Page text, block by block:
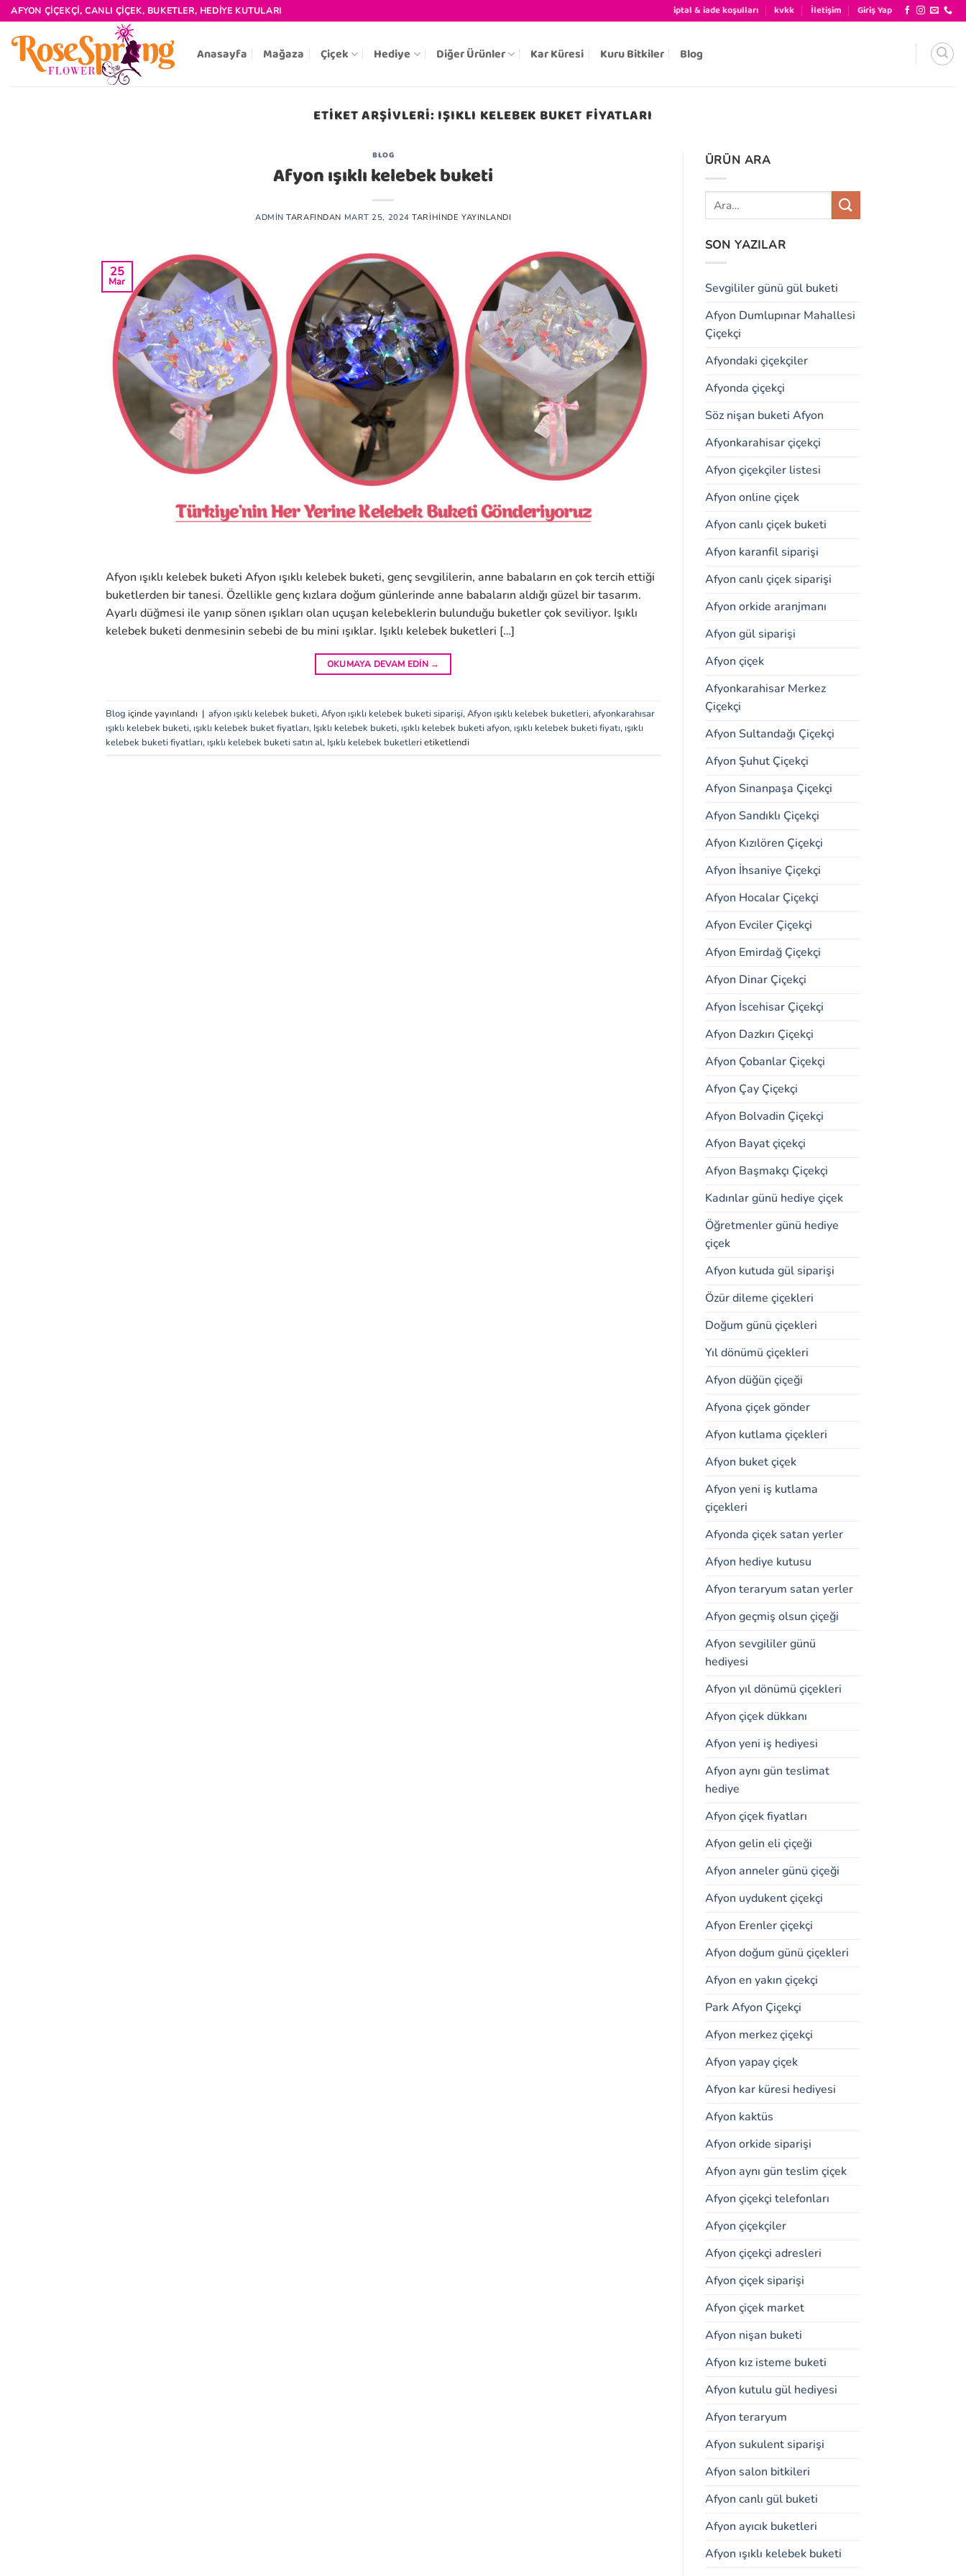
İçeriğe
atla
AFYON ÇIÇEKÇI, CANLI ÇIÇEK, BUKETLER, HEDIYE KUTULARI iptal & iade koşulları kvkk İletişim Giriş Yap
Anasayfa Mağaza Çiçek Hediye Diğer Ürünler Kar Küresi Kuru Bitkiler Blog
ETIKET ARŞIVLERI: IŞIKLI KELEBEK BUKET FIYATLARI
BLOG
Afyon ışıklı kelebek buketi
ADMIN TARAFINDAN MART 25, 2024 TARIHINDE YAYINLANDI
25
Mar
Afyon ışıklı kelebek buketi Afyon ışıklı kelebek buketi, genç sevgililerin, anne babaların en çok tercih ettiği
buketlerden bir tanesi. Özellikle genç kızlara doğum günlerinde anne babaların aldığı güzel bir tasarım.
Ayarlı düğmesi ile yanıp sönen ışıkları olan uçuşan kelebeklerin bulunduğu buketler çok seviliyor. Işıklı
kelebek buketi denmesinin sebebi de bu mini ışıklar. Işıklı kelebek buketleri […]
OKUMAYA DEVAM EDIN →
Blog içinde yayınlandı | afyon ışıklı kelebek buketi,Afyon ışıklı kelebek buketi siparişi,Afyon ışıklı kelebek buketleri,afyonkarahısar
ışıklı kelebek buketi, ışıklı kelebek buket fiyatları, Işıklı kelebek buketi, ışıklı kelebek buketi afyon, ışıklı kelebek buketi fiyatı, ışıklı
kelebek buketi fiyatları, ışıklı kelebek buketi satın al, Işıklı kelebek buketleri etiketlendi
ÜRÜN ARA
SON YAZILAR
Sevgililer günü gül buketi
Afyon Dumlupınar Mahallesi
Çiçekçi
Afyondaki çiçekçiler
Afyonda çiçekçi
Söz nişan buketi Afyon
Afyonkarahisar çiçekçi
Afyon çiçekçiler listesi
Afyon online çiçek
Afyon canlı çiçek buketi
Afyon karanfil siparişi
Afyon canlı çiçek siparişi
Afyon orkide aranjmanı
Afyon gül siparişi
Afyon çiçek
Afyonkarahisar Merkez
Çiçekçi
Afyon Sultandağı Çiçekçi
Afyon Şuhut Çiçekçi
Afyon Sinanpaşa Çiçekçi
Afyon Sandıklı Çiçekçi
Afyon Kızılören Çiçekçi
Afyon İhsaniye Çiçekçi
Afyon Hocalar Çiçekçi
Afyon Evciler Çiçekçi
Afyon Emirdağ Çiçekçi
Afyon Dinar Çiçekçi
Afyon İscehisar Çiçekçi
Afyon Dazkırı Çiçekçi
Afyon Çobanlar Çiçekçi
Afyon Çay Çiçekçi
Afyon Bolvadin Çiçekçi
Afyon Bayat çiçekçi
Afyon Başmakçı Çiçekçi
Kadınlar günü hediye çiçek
Öğretmenler günü hediye
çiçek
Afyon kutuda gül siparişi
Özür dileme çiçekleri
Doğum günü çiçekleri
Yıl dönümü çiçekleri
Afyon düğün çiçeği
Afyona çiçek gönder
Afyon kutlama çiçekleri
Afyon buket çiçek
Afyon yeni iş kutlama
çiçekleri
Afyonda çiçek satan yerler
Afyon hediye kutusu
Afyon teraryum satan yerler
Afyon geçmiş olsun çiçeği
Afyon sevgililer günü
hediyesi
Afyon yıl dönümü çiçekleri
Afyon çiçek dükkanı
Afyon yeni iş hediyesi
Afyon aynı gün teslimat
hediye
Afyon çiçek fiyatları
Afyon gelin eli çiçeği
Afyon anneler günü çiçeği
Afyon uydukent çiçekçi
Afyon Erenler çiçekçi
Afyon doğum günü çiçekleri
Afyon en yakın çiçekçi
Park Afyon Çiçekçi
Afyon merkez çiçekçi
Afyon yapay çiçek
Afyon kar küresi hediyesi
Afyon kaktüs
Afyon orkide siparişi
Afyon aynı gün teslim çiçek
Afyon çiçekçi telefonları
Afyon çiçekçiler
Afyon çiçekçi adresleri
Afyon çiçek siparişi
Afyon çiçek market
Afyon nişan buketi
Afyon kız isteme buketi
Afyon kutulu gül hediyesi
Afyon teraryum
Afyon sukulent siparişi
Afyon salon bitkileri
Afyon canlı gül buketi
Afyon ayıcık buketleri
Afyon ışıklı kelebek buketi